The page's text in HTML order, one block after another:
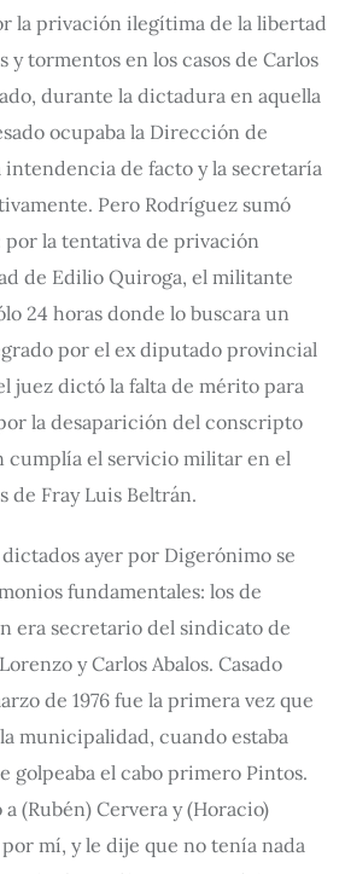
la privación ilegítima de la libertad
y tormentos en los casos de Carlos
durante la dictadura en aquella
ocupaba la Dirección de
intendencia de facto y la secretaría
Pero Rodríguez sumó
la tentativa de privación
de Edilio Quiroga, el militante
24 horas donde lo buscara un
por el ex diputado provincial
juez dictó la falta de mérito para
la desaparición del conscripto
cumplía el servicio militar en el
de Fray Luis Beltrán.
ayer por Digerónimo se
fundamentales: los de
era secretario del sindicato de
y Carlos Abalos. Casado
de 1976 fue la primera vez que
municipalidad, cuando estaba
golpeaba el cabo primero Pintos.
(Rubén) Cervera y (Horacio)
mí, y le dije que no tenía nada